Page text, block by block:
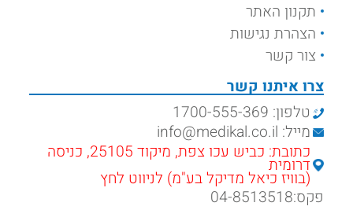
תקנון האתר
הצהרת נגישות
צור קשר
צרו איתנו קשר
טלפון: 1700-555-369
מייל: info@medikal.co.il
כתובת: כביש עכו צפת, מיקוד 25105, כניסה
דרומית
(בוויז כיאל מדיקל בע"מ) לניווט לחץ
פקס:04-8513518